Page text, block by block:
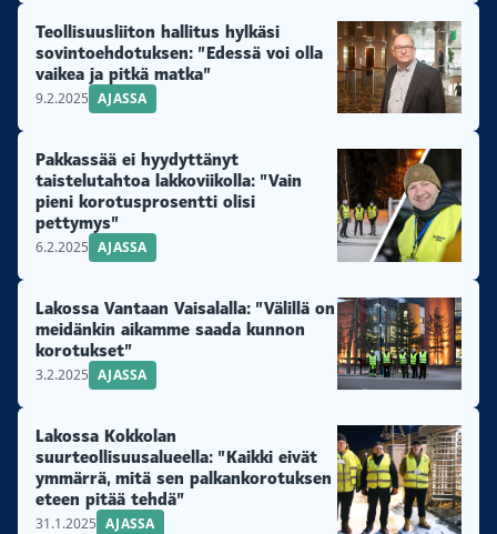
Teollisuusliiton hallitus hylkäsi
sovintoehdotuksen: ”Edessä voi olla
vaikea ja pitkä matka”
9.2.2025 AJASSA
Pakkassää ei hyydyttänyt
taistelutahtoa lakkoviikolla: ”Vain
pieni korotusprosentti olisi
pettymys”
6.2.2025 AJASSA
Lakossa Vantaan Vaisalalla: ”Välillä on
meidänkin aikamme saada kunnon
korotukset”
3.2.2025 AJASSA
Lakossa Kokkolan
suurteollisuusalueella: ”Kaikki eivät
ymmärrä, mitä sen palkankorotuksen
eteen pitää tehdä”
31.1.2025 AJASSA